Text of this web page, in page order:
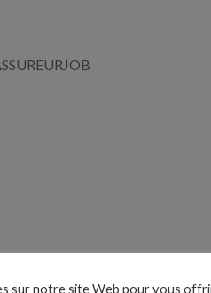
sur notre site Web pour vous